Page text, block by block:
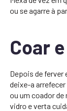
ou se agarre à
Coar
Depois de ferver
deixe-a
ou um coador
vidro e verta